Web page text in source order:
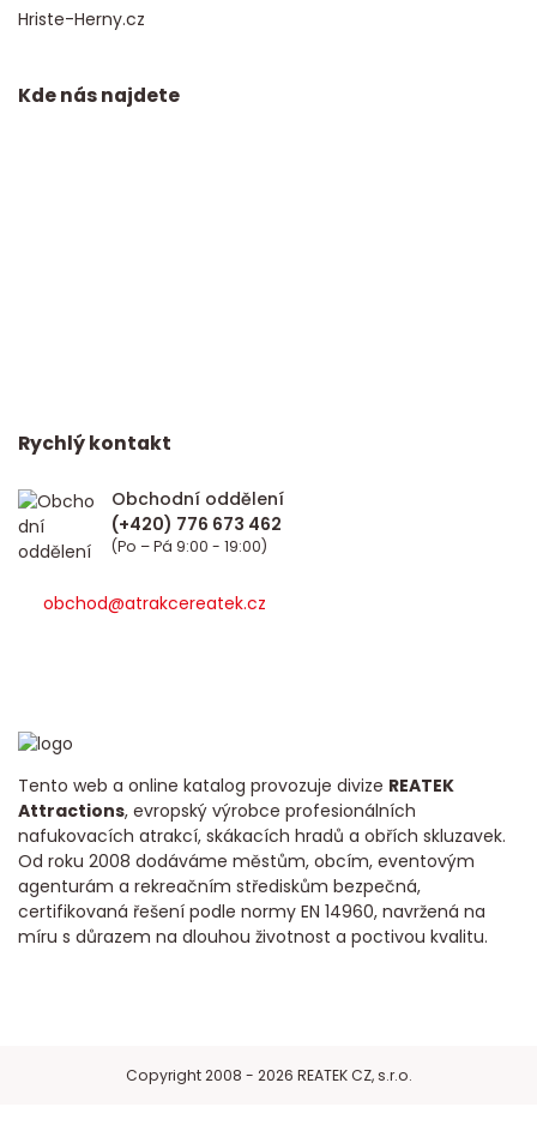
Hriste-Herny.cz
Kde nás najdete
Tento web a online katalog provozuje divize REATEK
Attractions, evropský výrobce profesionálních
nafukovacích atrakcí, skákacích hradů a obřích skluzavek.
Od roku 2008 dodáváme městům, obcím, eventovým
agenturám a rekreačním střediskům bezpečná,
certifikovaná řešení podle normy EN 14960, navržená na
míru s důrazem na dlouhou životnost a poctivou kvalitu.
Rychlý kontakt
Obchodní oddělení
(Po – Pá 9:00 - 19:00)
obchod@atrakcereatek.cz
Copyright 2008 - 2026 REATEK CZ, s.r.o.